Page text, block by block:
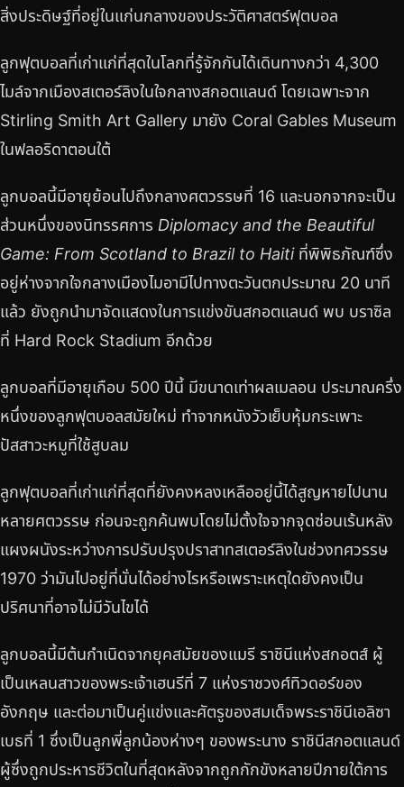
สิ่งประดิษฐ์ที่อยู่ในแก่นกลางของประวัติศาสตร์ฟุตบอล
ลูกฟุตบอลที่เก่าแก่ที่สุดในโลกที่รู้จักกันได้เดินทางกว่า 4,300
ไมล์จากเมืองสเตอร์ลิงในใจกลางสกอตแลนด์ โดยเฉพาะจาก
Stirling Smith Art Gallery มายัง Coral Gables Museum
ในฟลอริดาตอนใต้
ลูกบอลนี้มีอายุย้อนไปถึงกลางศตวรรษที่ 16 และนอกจากจะเป็น
ส่วนหนึ่งของนิทรรศการ Diplomacy and the Beautiful
Game: From Scotland to Brazil to Haitiที่พิพิธภัณฑ์ซึ่ง
อยู่ห่างจากใจกลางเมืองไมอามีไปทางตะวันตกประมาณ 20 นาที
แล้ว ยังถูกนำมาจัดแสดงในการแข่งขันสกอตแลนด์ พบ บราซิล
ที่ Hard Rock Stadium อีกด้วย
ลูกบอลที่มีอายุเกือบ 500 ปีนี้ มีขนาดเท่าผลเมลอน ประมาณครึ่ง
หนึ่งของลูกฟุตบอลสมัยใหม่ ทำจากหนังวัวเย็บหุ้มกระเพาะ
ปัสสาวะหมูที่ใช้สูบลม
ลูกฟุตบอลที่เก่าแก่ที่สุดที่ยังคงหลงเหลืออยู่นี้ได้สูญหายไปนาน
หลายศตวรรษ ก่อนจะถูกค้นพบโดยไม่ตั้งใจจากจุดซ่อนเร้นหลัง
แผงผนังระหว่างการปรับปรุงปราสาทสเตอร์ลิงในช่วงทศวรรษ
1970 ว่ามันไปอยู่ที่นั่นได้อย่างไรหรือเพราะเหตุใดยังคงเป็น
ปริศนาที่อาจไม่มีวันไขได้
ลูกบอลนี้มีต้นกำเนิดจากยุคสมัยของแมรี ราชินีแห่งสกอตส์ ผู้
เป็นเหลนสาวของพระเจ้าเฮนรีที่ 7 แห่งราชวงศ์ทิวดอร์ของ
อังกฤษ และต่อมาเป็นคู่แข่งและศัตรูของสมเด็จพระราชินีเอลิซา
เบธที่ 1 ซึ่งเป็นลูกพี่ลูกน้องห่างๆ ของพระนาง ราชินีสกอตแลนด์
ผู้ซึ่งถูกประหารชีวิตในที่สุดหลังจากถูกกักขังหลายปีภายใต้การ